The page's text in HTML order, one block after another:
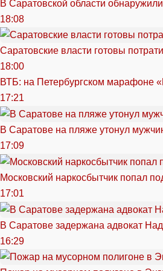
В Саратовской области
18:08
Саратовские власти готовы
18:00
ВТБ: на Петербургском марафоне
17:21
В Саратове на пляже утонул
17:09
Московский наркосбытчик попал
17:01
В Саратове задержана адвокат
16:29